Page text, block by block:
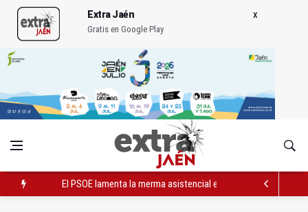
Extra Jaén
Gratis en Google Play
El PSOE lamenta la merma asistencial en la sanidad pública